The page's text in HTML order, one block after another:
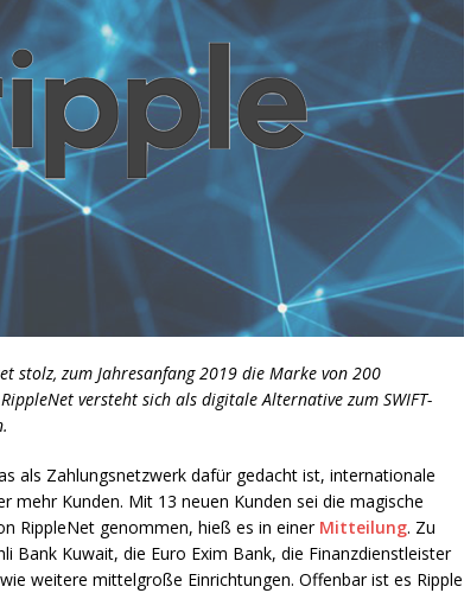
stolz, zum Jahresanfang 2019 die Marke von 200
versteht sich als digitale Alternative zum SWIFT-
als Zahlungsnetzwerk dafür gedacht ist, internationale
mehr Kunden. Mit 13 neuen Kunden sei die magische
RippleNet genommen, hieß es in einer Mitteilung. Zu
Bank Kuwait, die Euro Exim Bank, die Finanzdienstleister
weitere mittelgroße Einrichtungen. Offenbar ist es Ripple